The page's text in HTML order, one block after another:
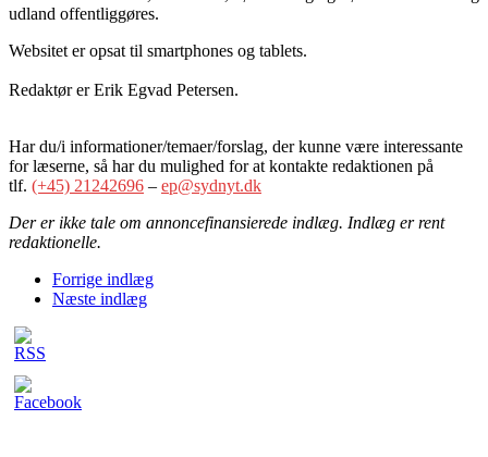
udland offentliggøres.
Websitet er opsat til smartphones og tablets.
Redaktør er Erik Egvad Petersen.
Har du/i informationer/temaer/forslag, der kunne være interessante
for læserne, så har du mulighed for at kontakte redaktionen på
tlf. (+45) 21242696 – ep@sydnyt.dk
Der er ikke tale om annoncefinansierede indlæg. Indlæg er rent
redaktionelle.
Forrige indlæg
Næste indlæg